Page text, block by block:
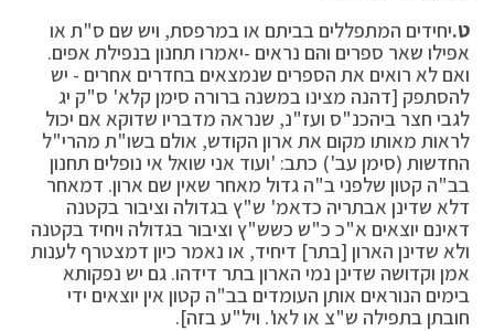
ט.יחידים המתפללים בביתם או במרפסת, ויש שם ס"ת או
אפילו שאר ספרים והם נראים -יאמרו תחנון בנפילת אפים.
ואם לא רואים את הספרים שנמצאים בחדרים אחרים - יש
להסתפק [דהנה מצינו במשנה ברורה סימן קלא' ס"ק יג
לגבי חצר ביהכנ"ס ועז"נ, שנראה מדבריו שדוקא אם יכול
לראות מאותו מקום את ארון הקודש, אולם בשו"ת מהרי"ל
החדשות (סימן עב') כתב: 'ועוד אני שואל אי נופלים תחנון
בב"ה קטון שלפני ב"ה גדול מאחר שאין שם ארון. דמאחר
דלא שדינן אבתריה כדאמ' ש"ץ בגדולה וציבור בקטנה
דאינם יוצאים א"כ כ"ש כשש"ץ וציבור בגדולה ויחיד בקטנה
ולא שדינן הארון [בתר] דיחיד, או נאמר כיון דמצטרף לענות
אמן וקדושה שדינן נמי הארון בתר דידהו. גם יש נפקותא
בימים הנוראים אותן העומדים בב"ה קטון אין יוצאים ידי
חובתן בתפילה ש"צ או לאו'. ויל"ע בזה].